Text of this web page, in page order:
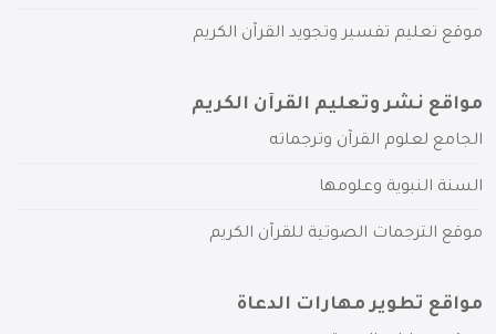
موقع تعليم تفسير وتجويد القرآن الكريم
مواقع نشر وتعليم القرآن الكريم
الجامع لعلوم القرآن وترجماته
السنة النبوية وعلومها
موقع الترجمات الصوتية للقرآن الكريم
مواقع تطوير مهارات الدعاة